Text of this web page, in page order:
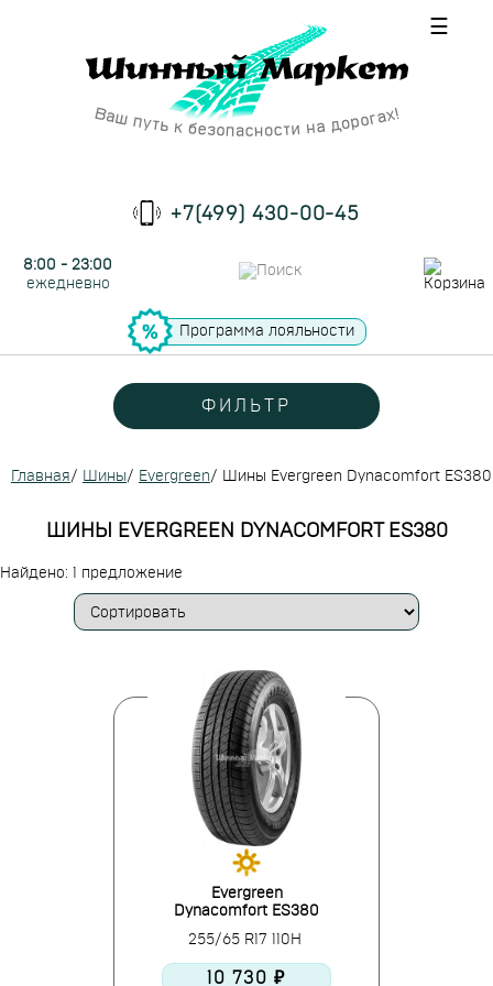
☰
+7(499) 430-00-45
8:00 - 23:00
ежедневно
Программа лояльности
ФИЛЬТР
Главная/ Шины/ Evergreen/ Шины Evergreen Dynacomfort ES380
ШИНЫ EVERGREEN DYNACOMFORT ES380
Найдено: 1 предложение
Evergreen
Dynacomfort ES380
255/65 R17 110H
10 730 ₽